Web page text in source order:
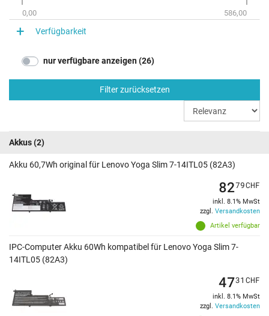
0,00 586,00
Verfügbarkeit
nur verfügbare anzeigen (26)
Filter zurücksetzen
Akkus(2)
Akku 60,7Wh original für Lenovo Yoga Slim 7-14ITL05 (82A3)
Artikel verfügbar
8279CHF
inkl. 8.1% MwSt
zzgl. Versandkosten
IPC-Computer Akku 60Wh kompatibel für Lenovo Yoga Slim 7-
14ITL05 (82A3)
4731 CHF
inkl. 8.1% MwSt
zzgl. Versandkosten